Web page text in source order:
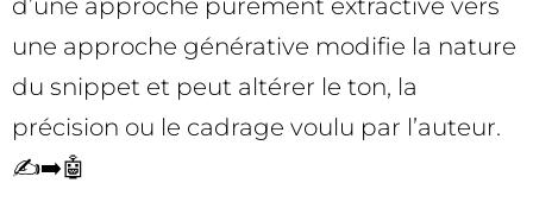
d’une approche purement extractive vers
une approche générative modifie la nature
du snippet et peut altérer le ton, la
précision ou le cadrage voulu par l’auteur.
✍️➡️🤖